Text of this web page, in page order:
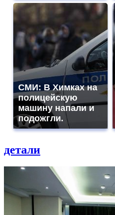
СМИ: В Химках на
полицейскую
машину напали и
подожгли.
детали